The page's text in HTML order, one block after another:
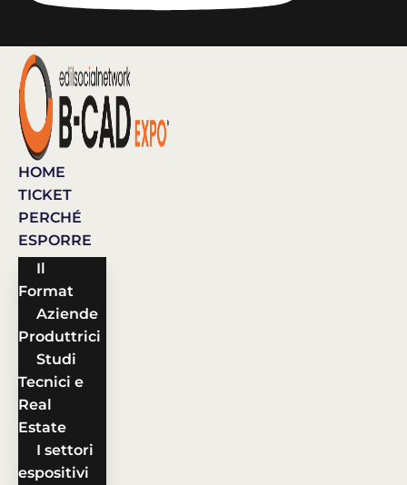
HOME
TICKET
PERCHÉ
ESPORRE
Il
Format
Aziende
Produttrici
Studi
Tecnici e
Real
Estate
I settori
espositivi